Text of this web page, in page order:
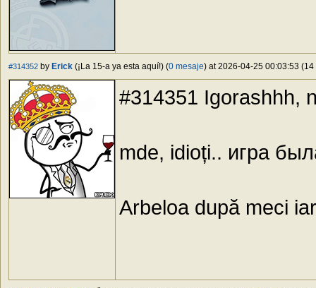
#314352 by Erick (¡La 15-a ya esta aquí!) (0 mesaje) at 2026-04-25 00:03:53
#314351 Igorashhh,
mde, idioți.. игра
Arbeloa după meci